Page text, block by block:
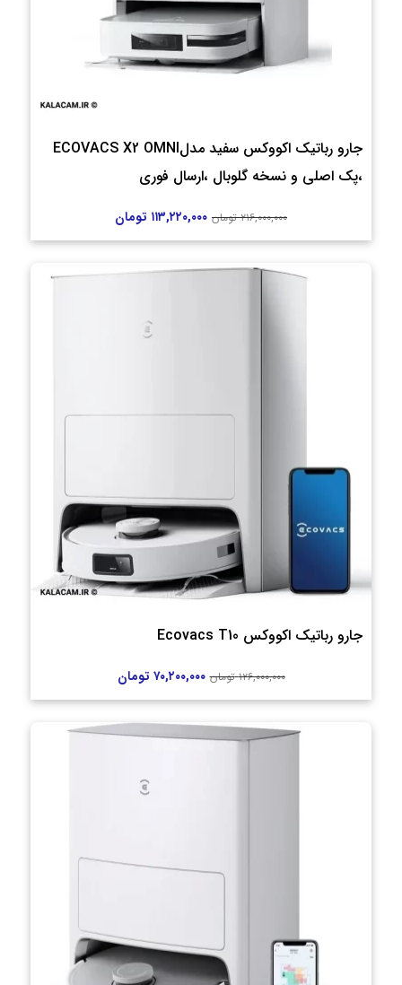
جارو رباتیک اکووکس سفید مدلECOVACS X2 OMNI
،پک اصلی و نسخه گلوبال ،ارسال فوری
۲۱۶,۰۰۰,۰۰۰ تومان ۱۱۳,۲۲۰,۰۰۰ تومان
جارو رباتیک اکووکس Ecovacs T10
۱۲۶,۰۰۰,۰۰۰ تومان ۷۰,۲۰۰,۰۰۰ تومان